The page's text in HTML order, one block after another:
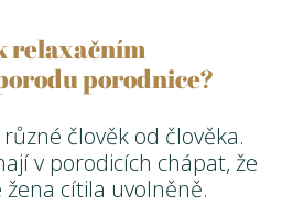
relaxačním
porodnice?
člověk od člověka.
v porodicích chápat, že
žena cítila uvolněně.